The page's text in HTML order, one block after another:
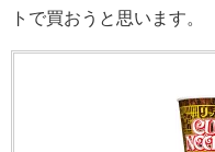
トで買おうと思います。